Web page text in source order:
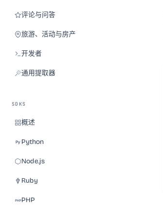
评论与问答
旅游、活动与房产
开发者
通用提取器
SDKS
概述
Python
Node.js
Ruby
PHP